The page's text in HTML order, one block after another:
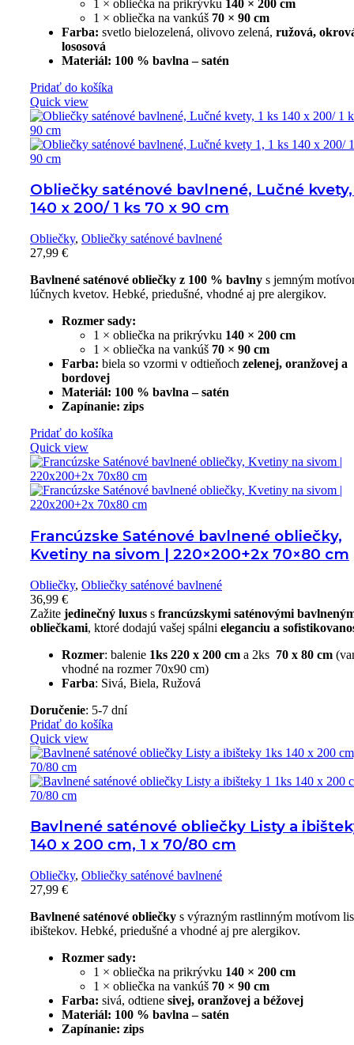
1 × obliečka na prikrývku 140 × 200 cm
1 × obliečka na vankúš 70 × 90 cm
Farba: svetlo bielozelená, olivovo zelená, ružová,
lososová
Materiál: 100 % bavlna – satén
Pridať do košíka
Quick view
Obliečky saténové bavlnené, Lučné kvety,
140 x 200/ 1 ks 70 x 90 cm
Obliečky, Obliečky saténové bavlnené
27,99 €
Bavlnené saténové obliečky z 100 % bavlny s jemným
lúčnych kvetov. Hebké, priedušné, vhodné aj pre alergikov.
Rozmer sady:
1 × obliečka na prikrývku 140 × 200 cm
1 × obliečka na vankúš 70 × 90 cm
Farba: biela so vzormi v odtieňoch zelenej, oranžovej a
bordovej
Materiál: 100 % bavlna – satén
Zapínanie: zips
Pridať do košíka
Quick view
Francúzske Saténové bavlnené obliečky,
Kvetiny na sivom | 220×200+2x 70×80 cm
Obliečky, Obliečky saténové bavlnené
36,99 €
Zažite jedinečný luxus s francúzskymi saténovými
obliečkami, ktoré dodajú vašej spálni eleganciu a
Rozmer: balenie 1ks 220 x 200 cm a 2ks 70 x 80 cm
vhodné na rozmer 70x90 cm)
Farba: Sivá, Biela, Ružová
Doručenie: 5-7 dní
Pridať do košíka
Quick view
Bavlnené saténové obliečky Listy a
140 x 200 cm, 1 x 70/80 cm
Obliečky, Obliečky saténové bavlnené
27,99 €
Bavlnené saténové obliečky s výrazným rastlinným motívom
ibištekov. Hebké, priedušné a vhodné aj pre alergikov.
Rozmer sady:
1 × obliečka na prikrývku 140 × 200 cm
1 × obliečka na vankúš 70 × 90 cm
Farba: sivá, odtiene sivej, oranžovej a béžovej
Materiál: 100 % bavlna – satén
Zapínanie: zips